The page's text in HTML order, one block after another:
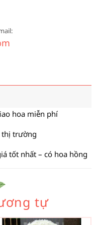
hoa miễn phí
thị trường
tốt nhất – có hoa hồng
tự